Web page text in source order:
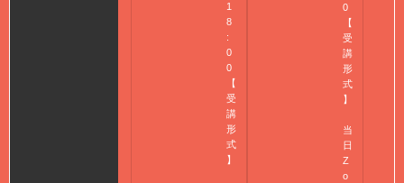
1
8
:
0
0
【
受
講
形
式
】
0
【
受
講
形
式
】
当
日
Z
o